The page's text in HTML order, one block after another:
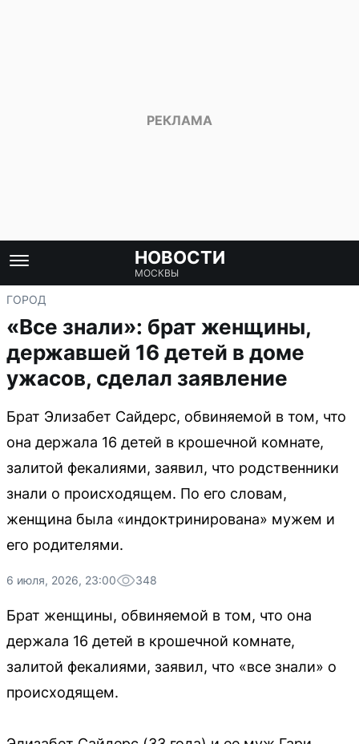
НОВОСТИ
МОСКВЫ
ГОРОД
«Все знали»: брат женщины,
державшей 16 детей в доме
ужасов, сделал заявление
Брат Элизабет Сайдерс, обвиняемой в том, что
она держала 16 детей в крошечной комнате,
залитой фекалиями, заявил, что родственники
знали о происходящем. По его словам,
женщина была «индоктринирована» мужем и
его родителями.
6 июля, 2026, 23:00 348
Брат женщины, обвиняемой в том, что она
держала 16 детей в крошечной комнате,
залитой фекалиями, заявил, что «все знали» о
происходящем.